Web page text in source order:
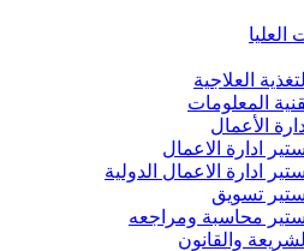
العلاجية
المعلومات
الأعمال
ادارة الاعمال
ادارة الاعمال الدولية
تسويق
محاسبة ومراجعه
والقانون